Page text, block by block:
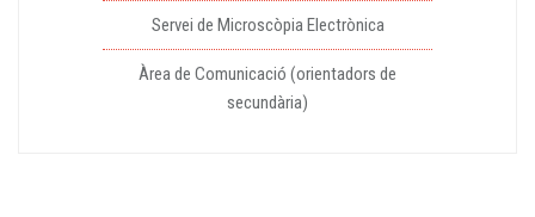
Servei de Microscòpia Electrònica
Àrea de Comunicació (orientadors de
secundària)